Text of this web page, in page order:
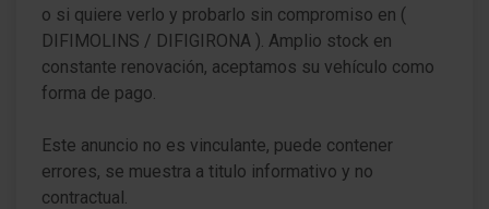
Sistema de airbag para la cabeza
Airbag conductor/acompañante y Airbag lateral
delante
Airbag acompañante Desconectable
Cubierta del maletero / Persiana
o si quiere verlo y probarlo sin compromiso en (
DIFIMOLINS / DIFIGIRONA ). Amplio stock en
constante renovación, aceptamos su vehículo como
forma de pago.
Este anuncio no es vinculante, puede contener
errores, se muestra a titulo informativo y no
contractual.